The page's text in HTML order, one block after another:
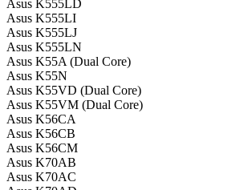
Asus K555LD
Asus K555LI
Asus K555LJ
Asus K555LN
Asus K55A (Dual Core)
Asus K55N
Asus K55VD (Dual Core)
Asus K55VM (Dual Core)
Asus K56CA
Asus K56CB
Asus K56CM
Asus K70AB
Asus K70AC